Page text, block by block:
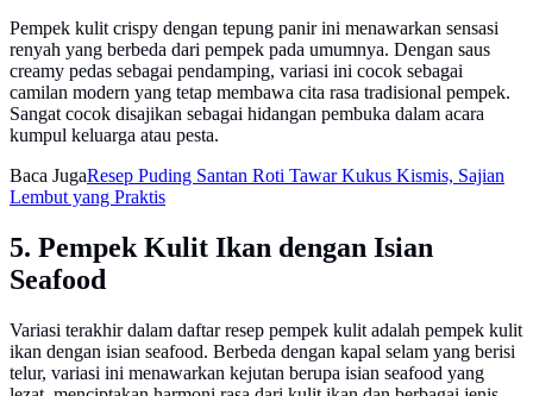
Pempek kulit crispy dengan tepung panir ini menawarkan sensasi
renyah yang berbeda dari pempek pada umumnya. Dengan saus
creamy pedas sebagai pendamping, variasi ini cocok sebagai
camilan modern yang tetap membawa cita rasa tradisional pempek.
Sangat cocok disajikan sebagai hidangan pembuka dalam acara
kumpul keluarga atau pesta.
Baca JugaResep Puding Santan Roti Tawar Kukus Kismis, Sajian
Lembut yang Praktis
5. Pempek Kulit Ikan dengan Isian
Seafood
Variasi terakhir dalam daftar resep pempek kulit adalah pempek kulit
ikan dengan isian seafood. Berbeda dengan kapal selam yang berisi
telur, variasi ini menawarkan kejutan berupa isian seafood yang